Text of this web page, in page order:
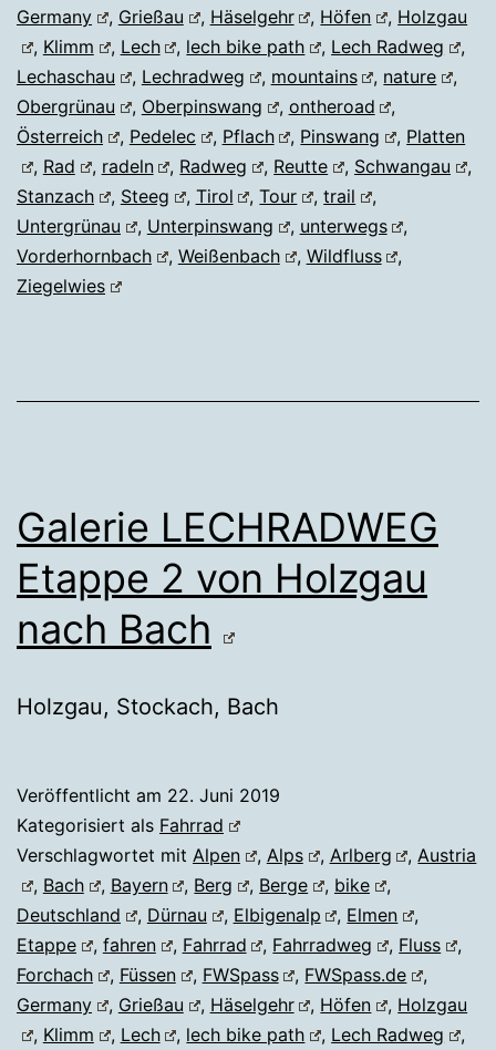
Germany
, Grießau , Häselgehr , Höfen , Holzgau
, Klimm , Lech , lech bike path , Lech Radweg
,
Lechaschau
, Lechradweg , mountains , nature
,
Obergrünau
, Oberpinswang , ontheroad
,
Österreich
, Pedelec , Pflach , Pinswang , Platten
, Rad , radeln , Radweg , Reutte , Schwangau
,
Stanzach
, Steeg , Tirol ,Tour ,trail
,
Untergrünau
, Unterpinswang , unterwegs
,
Vorderhornbach
, Weißenbach , Wildfluss
,
Ziegelwies
Galerie LECHRADWEG
Etappe 2 von Holzgau
nach Bach
Holzgau, Stockach, Bach
Veröffentlicht am 22. Juni 2019
Kategorisiert als Fahrrad
Verschlagwortet mit Alpen , Alps , Arlberg ,Austria
, Bach , Bayern , Berg , Berge , bike
,
Deutschland
, Dürnau , Elbigenalp , Elmen
,
Etappe
, fahren , Fahrrad , Fahrradweg , Fluss
,
Forchach
, Füssen , FWSpass , FWSpass.de
,
Germany
, Grießau , Häselgehr , Höfen , Holzgau
, Klimm , Lech , lech bike path , Lech Radweg
,